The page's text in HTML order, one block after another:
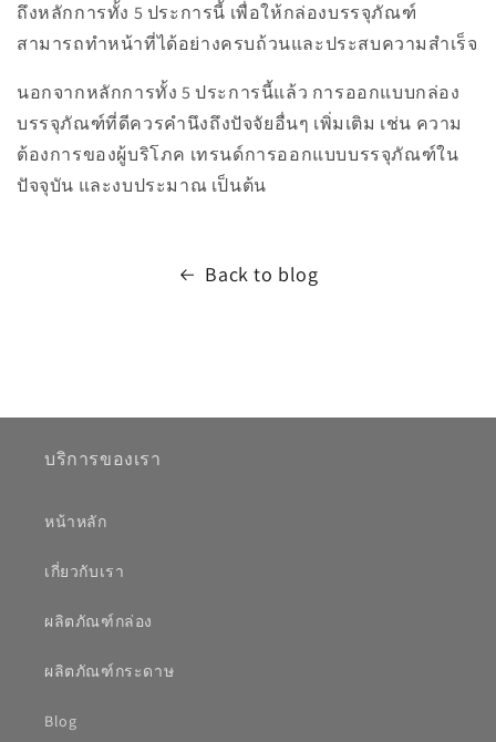
ถึงหลักการทั้ง 5 ประการนี้ เพื่อให้กล่องบรรจุภัณฑ์
สามารถทำหน้าที่ได้อย่างครบถ้วนและประสบความสำเร็จ
นอกจากหลักการทั้ง 5 ประการนี้แล้ว การออกแบบกล่อง
บรรจุภัณฑ์ที่ดีควรคำนึงถึงปัจจัยอื่นๆ เพิ่มเติม เช่น ความ
ต้องการของผู้บริโภค เทรนด์การออกแบบบรรจุภัณฑ์ใน
ปัจจุบัน และงบประมาณ เป็นต้น
Back to blog
บริการของเรา
หน้าหลัก
เกี่ยวกับเรา
ผลิตภัณฑ์กล่อง
ผลิตภัณฑ์กระดาษ
Blog